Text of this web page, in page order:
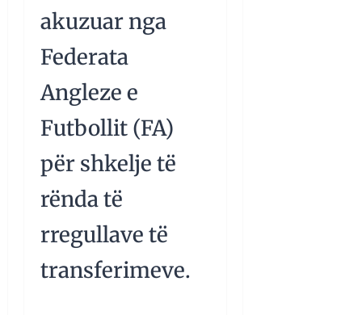
akuzuar nga
Federata
Angleze e
Futbollit (FA)
për shkelje të
rënda të
rregullave të
transferimeve.